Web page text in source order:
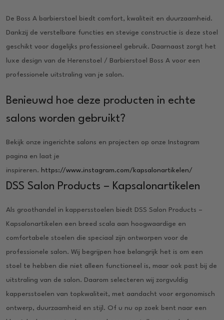
De Boss A barbierstoel biedt comfort, kwaliteit en duurzaamheid.
Dankzij de verstelbare functies en stevige constructie is deze stoel
geschikt voor dagelijks professioneel gebruik. Daarnaast zorgt het
luxe design van de Herenstoel / Barbierstoel Boss A voor een
professionele uitstraling van je salon.
Benieuwd hoe deze producten in echte
salons worden gebruikt?
Bekijk onze ingerichte salons en projecten op onze Instagram
pagina en laat je
inspireren. https://www.instagram.com/kapsalonartikelen/
DSS Salon Products – Kapsalonartikelen
Als groothandel in kappersstoelen biedt DSS Salon Products –
Kapsalonartikelen een breed scala aan hoogwaardige en
comfortabele stoelen die speciaal zijn ontworpen voor de
professionele salon. Wij begrijpen hoe belangrijk het is om een
stoel te hebben die niet alleen functioneel is, maar ook past bij de
uitstraling van de salon. Daarom selecteren wij zorgvuldig
kappersstoelen van topkwaliteit, met aandacht voor ergonomisch
ontwerp, duurzaamheid en stijl. Of u nu op zoek bent naar een